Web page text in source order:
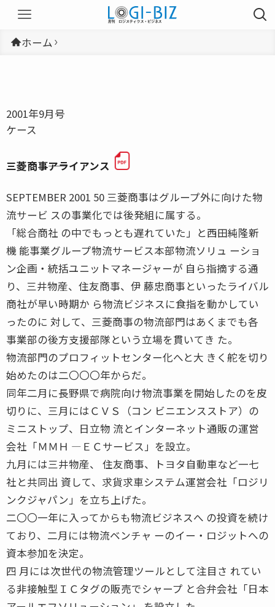
ホーム
2001年9月号
ケース
三菱商事――アライアンス
SEPTEMBER 2001 50 三菱商事はグループ外に向けた物
流サービ スの事業化では後発組に属する。
「総合商社 の中でもっとも遅れていた」と西田純隆新
機 能事業グループ物流サービス本部物流ソリュ ーショ
ン企画・統括ユニットマネージャーが 自ら指摘する通
り、三井物産、住友商事、伊 藤忠商事といったライバル
商社が早い時期か ら物流ビジネスに食指を動かしてい
ったのに 対して、三菱商事の物流部門はあくまでも各
事業部の後方支援部隊という立場を貫いてき た。
物流部門のプロフィットセンター化へと大 きく舵を切り
始めたのは二〇〇〇年からだ。
同年二月に長野県で病院向け物流事業を開始したのを皮
切りに、三月にはＣＶＳ（コン ビニエンスストア）の
ミニストップ、日立物 流とインターネット通販の運営
会社「ＭＭＨ ―ＥＣサービス」を設立。
九月には三井物産、 住友商事、トヨタ自動車など一七
社と共同出 資して、求貨求車システム運営会社「ロジリ
ンクジャパン」を立ち上げた。
二〇〇一年に入ってからも物流ビジネスへ の投資を続け
ており、二月には物流ベンチャ ーのイー・ロジットへの
資本参加を決定。
四 月には次世代の物流管理ツールとして注目さ れてい
る非接触型ＩＣタグの販売でシャープ と合弁会社「日本